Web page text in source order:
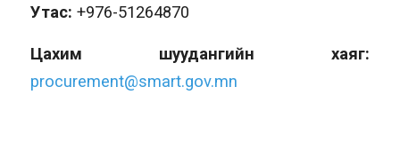
Утас: +976-51264870
Цахим шуудангийн хаяг:
procurement@smart.gov.mn